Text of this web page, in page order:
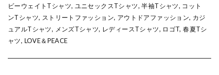
ビーウェイトTシャツ, ユニセックスTシャツ, 半袖Tシャツ, コット
ンTシャツ, ストリートファッション, アウトドアファッション, カジ
ュアルTシャツ, メンズTシャツ, レディースTシャツ, ロゴT, 春夏Tシ
ャツ, LOVE＆PEACE